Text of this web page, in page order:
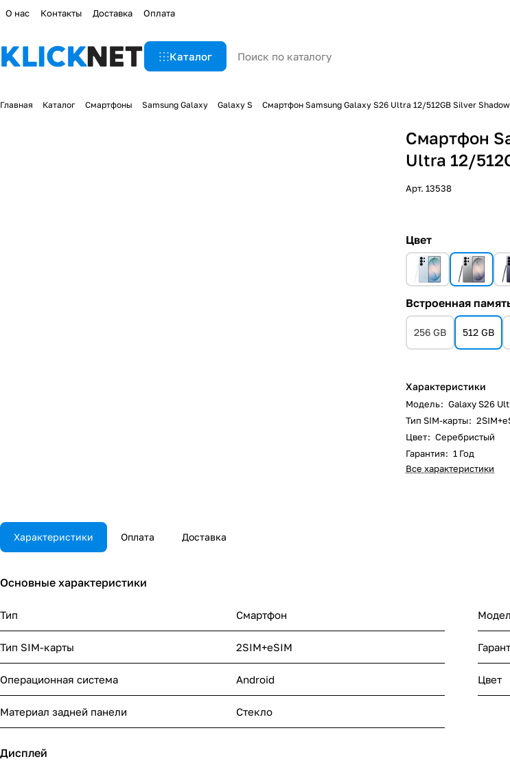
О нас Контакты Доставка Оплата
Каталог
Главная Каталог Смартфоны Samsung Galaxy Galaxy S Смартфон Samsung Galaxy S26 Ultra 12/512GB Silver Shadow
Смартфон
Ultra 12/
Арт.13538
Цвет
Встроенная
256 GB 512 GB
Характеристики
Модель: Galaxy S26
Тип SIM-карты:
Цвет: Серебристый
Гарантия: 1 Год
Все характеристики
Характеристики Оплата Доставка
Основные характеристики
Тип Смартфон
Тип SIM-карты 2SIM+eSIM
Операционная система Android Цвет
Материал задней панели Стекло
Дисплей